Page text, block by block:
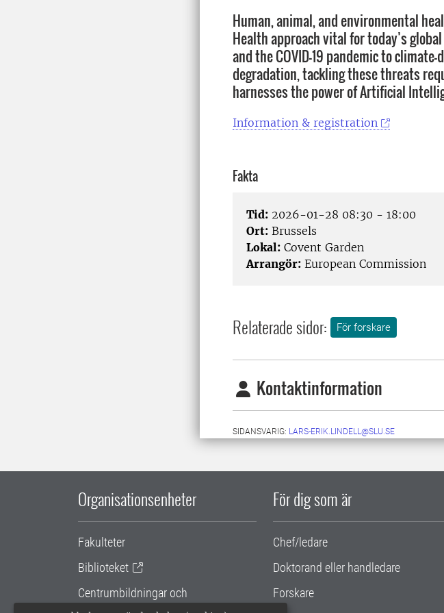
Human, animal, and environmental
Health approach vital for today’s
and the COVID-19 pandemic to
degradation, tackling these threats
harnesses the power of Artificial
Information & registration
Fakta
Tid: 2026-01-28 08:30 - 18:00
Ort: Brussels
Lokal: Covent Garden
Arrangör: European Commission
Relaterade sidor: För forskare
Kontaktinformation
SIDANSVARIG: LARS-ERIK.LINDELL@SLU.SE
Organisationsenheter
Fakulteter
Biblioteket
Centrumbildningar och
För dig som är
Chef/ledare
Doktorand eller handledare
Forskare